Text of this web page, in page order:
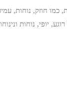
חוזק, נוחות,
יופי, נוחות